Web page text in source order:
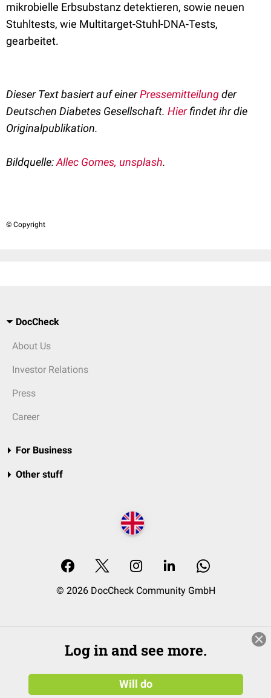
mikrobielle Erbsubstanz detektieren, sowie neuen
Stuhltests, wie Multitarget-Stuhl-DNA-Tests,
gearbeitet.
Dieser Text basiert auf einerPressemitteilungder
Deutschen Diabetes Gesellschaft. Hierfindet ihr die
Originalpublikation.
Bildquelle:Allec Gomes, unsplash.
© Copyright
DocCheck
About Us
Investor Relations
Press
Career
For Business
Other stuff
© 2026 DocCheck Community GmbH
Log in and see more.
Will do